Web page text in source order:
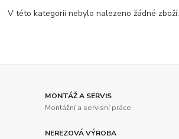
V této kategorii nebylo nalezeno žádné zboží.
MONTÁŽ A SERVIS
Montážní a servisní práce.
NEREZOVÁ VÝROBA